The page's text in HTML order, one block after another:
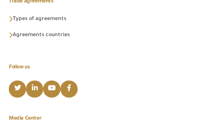
Trade agreements
Types of agreements
Agreements countries
Follow us
Media Center